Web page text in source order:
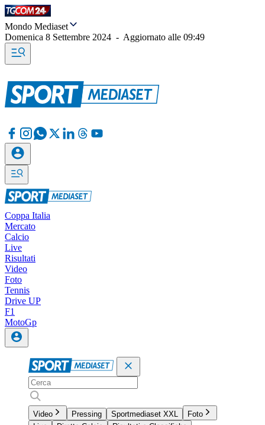
Mondo Mediaset
Domenica 8 Settembre 2024 - Aggiornato alle 09:49
Coppa Italia
Mercato
Calcio
Live
Risultati
Video
Foto
Tennis
Drive UP
F1
MotoGp
Video Pressing Sportmediaset XXL
Foto